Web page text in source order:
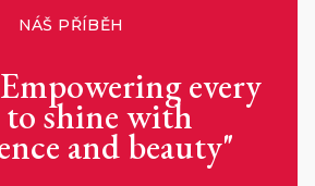
NÁŠ PŘÍBĚH
every
shine with
and beauty"